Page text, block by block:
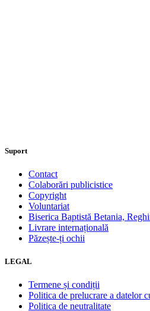
Suport
Contact
Colaborări publicistice
Copyright
Voluntariat
Biserica Baptistă Betania,
Livrare internațională
Păzește-ți ochii
LEGAL
Termene și condiții
Politica de prelucrare a datelor
Politica de neutralitate